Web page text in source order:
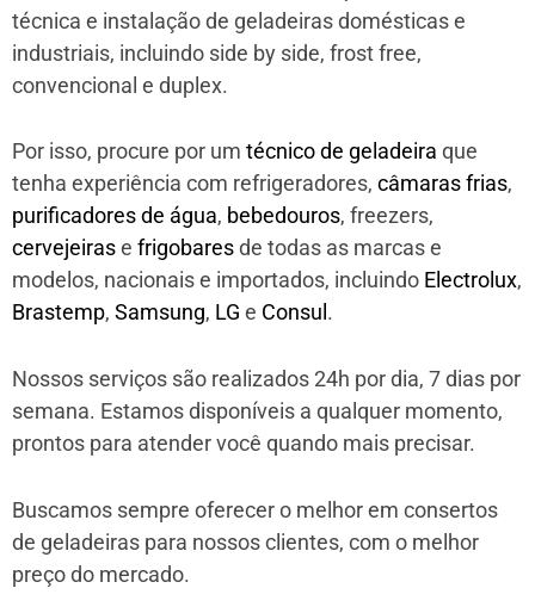
técnica e instalação de geladeiras domésticas e
industriais, incluindo side by side, frost free,
convencional e duplex.
Por isso, procure por um técnico de geladeira que
tenha experiência com refrigeradores, câmaras frias,
purificadores de água, bebedouros, freezers,
cervejeirase frigobaresde todas as marcas e
modelos, nacionais e importados, incluindo Electrolux,
Brastemp, Samsung, LG e Consul .
Nossos serviços são realizados 24h por dia, 7 dias por
semana. Estamos disponíveis a qualquer momento,
prontos para atender você quando mais precisar.
Buscamos sempre oferecer o melhor em consertos
de geladeiras para nossos clientes, com o melhor
preço do mercado.